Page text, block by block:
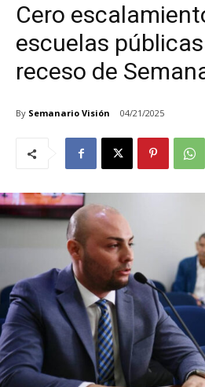
Cero
escuelas
receso de
By Semanario Visión 04/21/2025